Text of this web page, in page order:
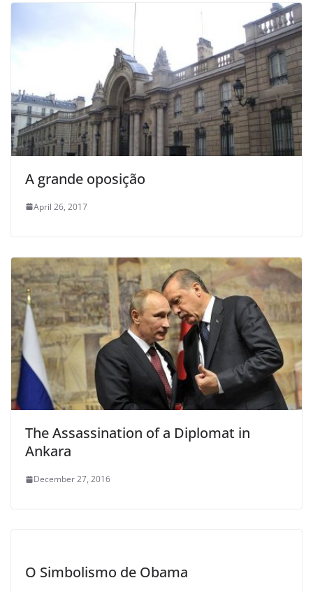
A grande oposição
April 26, 2017
The Assassination of a Diplomat in
Ankara
December 27, 2016
O Simbolismo de Obama